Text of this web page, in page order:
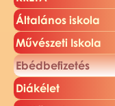
Ál­ta­lá­nos is­ko­la
Mű­vé­sze­ti Is­ko­la
Ebéd­be­fi­ze­tés
Di­ák­élet